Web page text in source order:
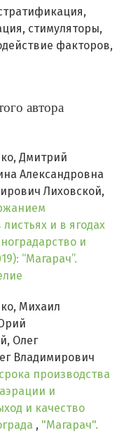
стимуляторы
факторов
автора
Дмитрий
Александровна
Лиховской,
и в ягодах
и
“Магарач”.
Михаил
Олег
Владимирович
производства
и
и качество
, "Магарач".